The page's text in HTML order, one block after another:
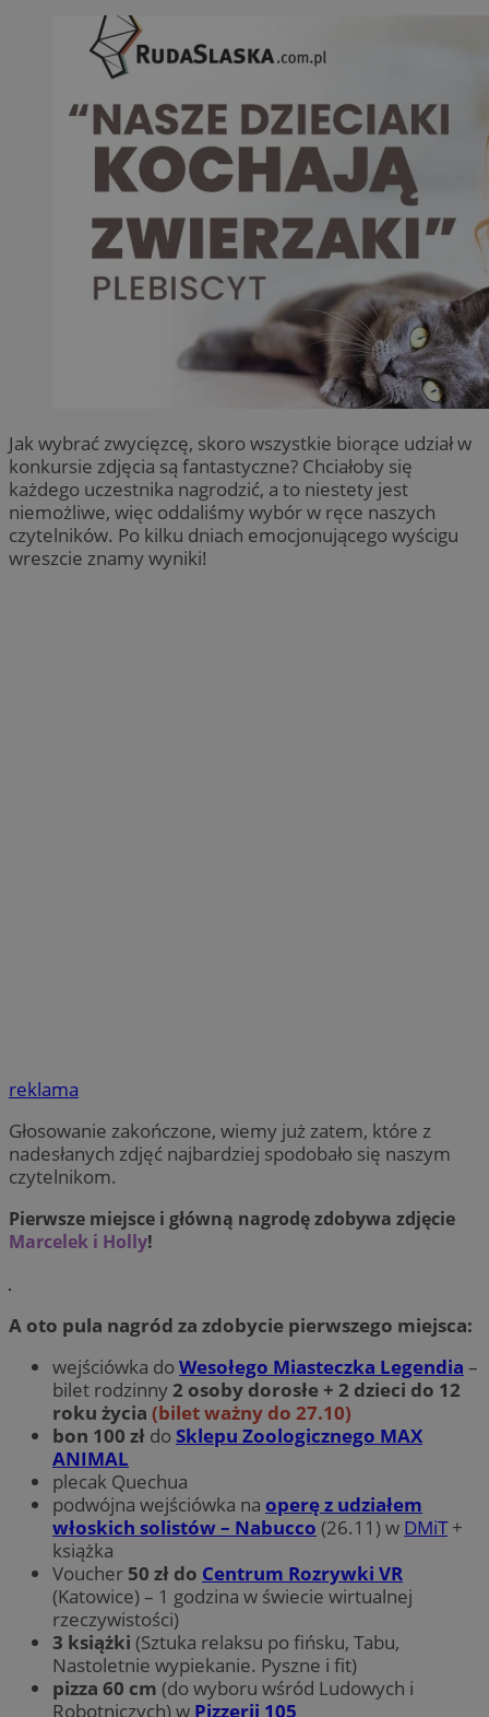
Jak wybrać zwycięzcę, skoro wszystkie biorące udział w
konkursie zdjęcia są fantastyczne? Chciałoby się
każdego uczestnika nagrodzić, a to niestety jest
niemożliwe, więc oddaliśmy wybór w ręce naszych
czytelników. Po kilku dniach emocjonującego wyścigu
wreszcie znamy wyniki!
reklama
Głosowanie zakończone, wiemy już zatem, które z
nadesłanych zdjęć najbardziej spodobało się naszym
czytelnikom.
Pierwsze miejsce i główną nagrodę zdobywa zdjęcie
Marcelek i Holly!
A oto pula nagród za zdobycie pierwszego miejsca:
wejściówka doWesołego Miasteczka Legendia –
bilet rodzinny2 osoby dorosłe + 2 dzieci do 12
roku życia (bilet ważny do 27.10)
bon 100 zł doSklepu Zoologicznego MAX
ANIMAL
plecak Quechua
podwójna wejściówka na operę z udziałem
włoskich solistów – Nabucco (26.11) w DMiT+
książka
Voucher 50 zł do Centrum Rozrywki VR
(Katowice) – 1 godzina w świecie wirtualnej
rzeczywistości)
3 książki (Sztuka relaksu po fińsku, Tabu,
Nastoletnie wypiekanie. Pyszne i fit)
pizza 60 cm (do wyboru wśród Ludowych i
Robotniczych) w Pizzerii 105